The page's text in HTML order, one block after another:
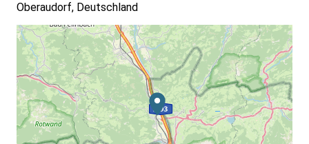
Oberaudorf, Deutschland